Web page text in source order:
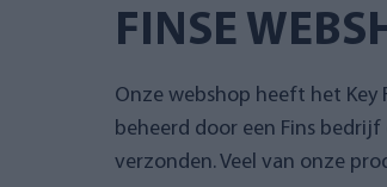
FINSE
Onze webshop heeft het
beheerd door een Fins
verzonden. Veel van onze